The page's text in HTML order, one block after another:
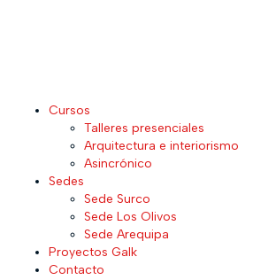
Cursos
Talleres presenciales
Arquitectura e interiorismo
Asincrónico
Sedes
Sede Surco
Sede Los Olivos
Sede Arequipa
Proyectos Galk
Contacto